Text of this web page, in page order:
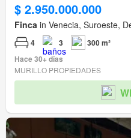
$ 2.950.000.000
Finca in Venecia, Suroeste,
4 3
300 m²
Hace 30+ días
MURILLO PROPIEDADES